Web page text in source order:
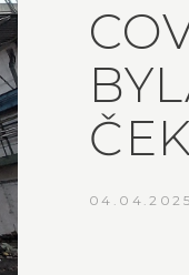
04.04.2025